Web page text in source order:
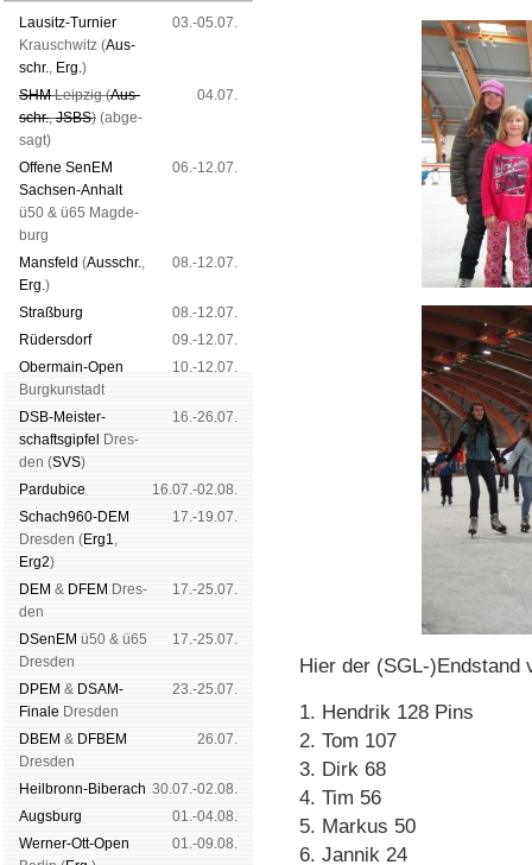
Lau­sitz-Tur­nier
Krausch­witz (Aus­
schr., Erg.)
03.-05.07.
SHMLeip­zig (Aus­
schr.,JSBS) (ab­ge­
sagt)
04.07.
Offene SenEM
Sach­sen-An­halt
ü50 & ü65 Mag­de­
burg
06.-12.07.
Mans­feld (Aus­schr.,
Erg.)
08.-12.07.
Straß­burg
08.-12.07.
Rüders­dorf
09.-12.07.
Ober­main-Open
Burg­kun­stadt
10.-12.07.
DSB-Meister­
schafts­gipfel
Dres­
den (SVS)
16.-26.07.
Pardu­bice
16.07.-02.08.
Schach960-DEM
Dres­den (Erg1,
Erg2)
17.-19.07.
DEM & DFEM Dres­
den
17.-25.07.
DSenEM ü50 & ü65
Dres­den
17.-25.07.
DPEM & DSAM-
Finale Dres­den
23.-25.07.
DBEM & DFBEM
Dres­den
26.07.
Heil­bronn-Bi­ber­ach 30.07.-02.08.
Augs­burg
01.-04.08.
Werner-Ott-Open
01.-09.08.
Hier der (SGL-)Endstand
1. Hendrik 128 Pins
2. Tom 107
3. Dirk 68
4. Tim 56
5. Markus 50
6. Jannik 24